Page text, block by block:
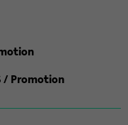
/ Promotion